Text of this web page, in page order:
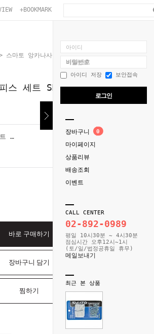
+BOOKMARK
아이디
비밀번호
아이디 저장
보안접속
로그인
장바구니 0
마이페이지
상품리뷰
배송조회
이벤트
CALL CENTER
02-892-0989
평일 10시30분 ~ 4시30분
점심시간 오후12시~1시
(토/일/법정공휴일 휴무)
메일보내기
최근 본 상품
스마토 앙카나사못 피스 세트 SM-SAS (56pcs)
스 세트 SM-SAS (56pcs)
스마토 앙카나사못 피스 세트 SM-SAS (56pcs)
바로 구매하기
장바구니 담기
찜하기